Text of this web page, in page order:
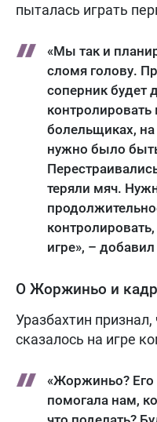
пыталась играть
«Мы так и
сломя голову.
соперник будет
контролировать
болельщиках,
нужно было
теряли мяч.
игре», –
О Жоржиньо и
Уразбахтин
сказалось на игре
«Жоржиньо? Его
помогала нам,